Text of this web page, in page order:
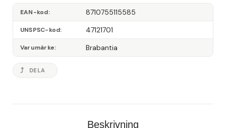
EAN-kod 8710755115585
UNSPSC-kod 47121701
Varumärke Brabantia
DELA
Beskrivning